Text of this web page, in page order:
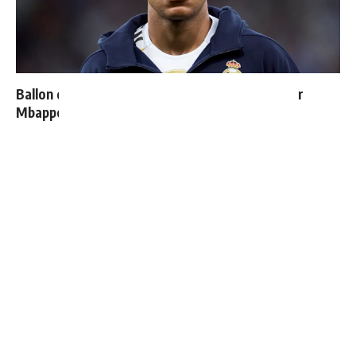
Ballon d'Or 2026 : ce détail qui change tout pour
Mbappé